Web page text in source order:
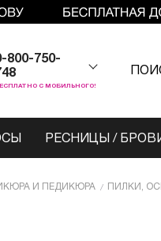
800-750-
С МОБИЛЬНОГО!
РЕСНИЦЫ /
И ПЕДИКЮРА ПИЛКИ,